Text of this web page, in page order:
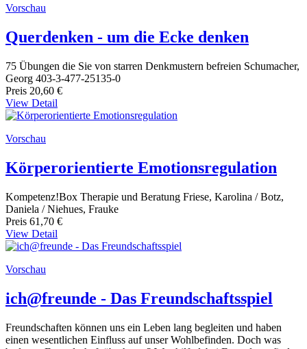
Vorschau
Querdenken - um die Ecke denken
75 Übungen die Sie von starren Denkmustern befreien Schumacher,
Georg 403-3-477-25135-0
Preis 20,60 €
View Detail
Vorschau
Körperorientierte Emotionsregulation
Kompetenz!Box Therapie und Beratung Friese, Karolina / Botz,
Daniela / Niehues, Frauke
Preis 61,70 €
View Detail
Vorschau
ich@freunde - Das Freundschaftsspiel
Freundschaften können uns ein Leben lang begleiten und haben
einen wesentlichen Einfluss auf unser Wohlbefinden. Doch was